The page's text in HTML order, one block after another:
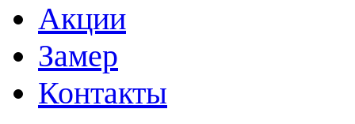
Акции
Замер
Контакты